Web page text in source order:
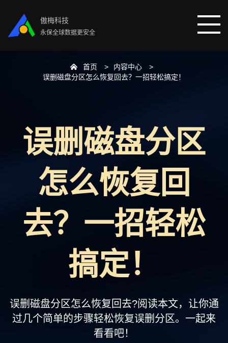
傲梅科技
永保全球数据更安全
数据恢复
数据备份
支持
首页
内容中心
误删磁盘分区怎么恢复回去？一招轻松搞定！
误删磁盘分区
怎么恢复回
去？一招轻松
搞定！
误删磁盘分区怎么恢复回去?阅读本文，让你通
过几个简单的步骤轻松恢复误删分区。一起来
看看吧！